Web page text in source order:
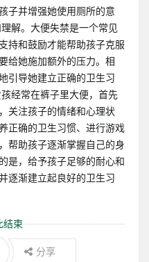
子并增强她使用厕所的意
解。大便失禁是一个常见
持和鼓励才能帮助孩子克服
给她施加额外的压力。相
引导她建立正确的卫生习
经常在裤子里大便，首先
关注孩子的情绪和心理状
正确的卫生习惯、进行游戏
帮助孩子逐渐掌握自己的身
是，给予孩子足够的耐心和
逐渐建立起良好的卫生习
结束
分享